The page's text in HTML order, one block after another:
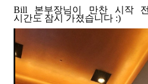
Bill 본부장님이 만찬 시작
시간도 잠시 가졌습니다 :)